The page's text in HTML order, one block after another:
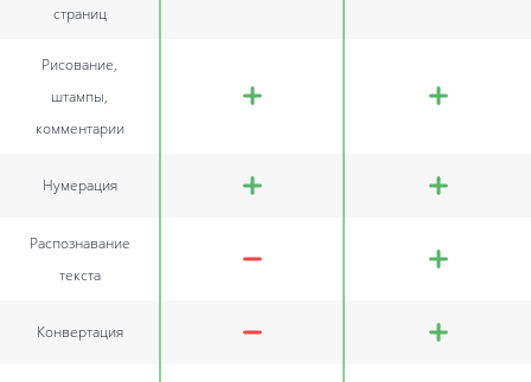
страниц
Рисование,
штампы,
комментарии
Нумерация
Распознавание
текста
Конвертация